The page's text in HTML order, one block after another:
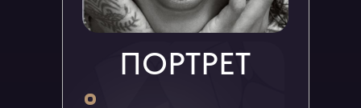
ПОРТРЕТ